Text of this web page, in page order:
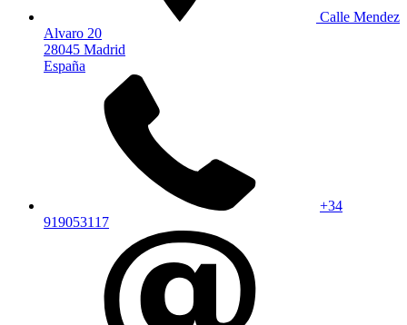
Calle Mendez
Alvaro 20
28045 Madrid
España
+34
919053117